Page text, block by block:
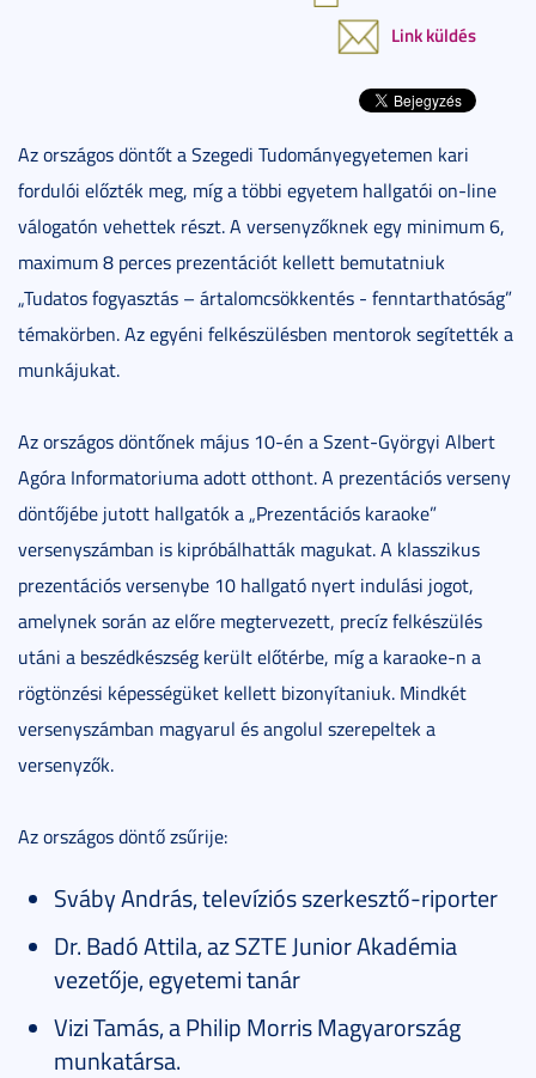
Link küldés
Az országos döntőt a Szegedi Tudományegyetemen kari
fordulói előzték meg, míg a többi egyetem hallgatói on-line
válogatón vehettek részt. A versenyzőknek egy minimum 6,
maximum 8 perces prezentációt kellett bemutatniuk
„Tudatos fogyasztás – ártalomcsökkentés - fenntarthatóság”
témakörben. Az egyéni felkészülésben mentorok segítették a
munkájukat.
Az országos döntőnek május 10-én a Szent-Györgyi Albert
Agóra Informatoriuma adott otthont. A prezentációs verseny
döntőjébe jutott hallgatók a „Prezentációs karaoke”
versenyszámban is kipróbálhatták magukat. A klasszikus
prezentációs versenybe 10 hallgató nyert indulási jogot,
amelynek során az előre megtervezett, precíz felkészülés
utáni a beszédkészség került előtérbe, míg a karaoke-n a
rögtönzési képességüket kellett bizonyítaniuk. Mindkét
versenyszámban magyarul és angolul szerepeltek a
versenyzők.
Az országos döntő zsűrije:
Sváby András, televíziós szerkesztő-riporter
Dr. Badó Attila, az SZTE Junior Akadémia
vezetője, egyetemi tanár
Vizi Tamás, a Philip Morris Magyarország
munkatársa.